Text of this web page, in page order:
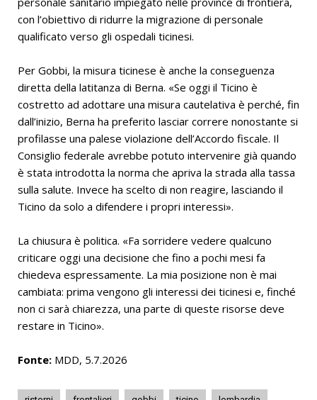
con l’obiettivo di ridurre la migrazione di personale
qualificato verso gli ospedali ticinesi.
Per Gobbi, la misura ticinese è anche la conseguenza
diretta della latitanza di Berna. «Se oggi il Ticino è
costretto ad adottare una misura cautelativa è perché, fin
dall’inizio, Berna ha preferito lasciar correre nonostante si
profilasse una palese violazione dell’Accordo fiscale. Il
Consiglio federale avrebbe potuto intervenire già quando
è stata introdotta la norma che apriva la strada alla tassa
sulla salute. Invece ha scelto di non reagire, lasciando il
Ticino da solo a difendere i propri interessi».
La chiusura è politica. «Fa sorridere vedere qualcuno
criticare oggi una decisione che fino a pochi mesi fa
chiedeva espressamente. La mia posizione non è mai
cambiata: prima vengono gli interessi dei ticinesi e, finché
non ci sarà chiarezza, una parte di queste risorse deve
restare in Ticino».
Fonte: MDD, 5.7.2026